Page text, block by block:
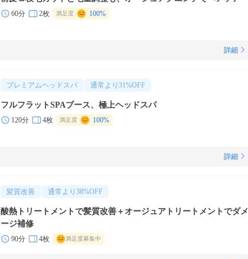
60分 2枚 満足度 100%
詳細
プレミアムヘッドスパ 通常より 31%OFF
フルフラットSPAブース、極上ヘッドスパ
120分 4枚 満足度 100%
詳細
髪質改善 通常より 38%OFF
酸熱トリートメントで髪質改善＋オージュアトリートメントでダメ
ージ補修
90分 4枚 満足度募集中